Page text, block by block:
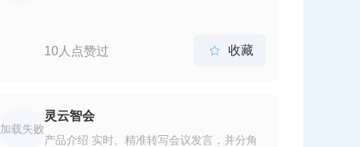
10人点赞过  收藏
加载失败
灵云智会
产品介绍 实时、精准转写会议发言，并分角